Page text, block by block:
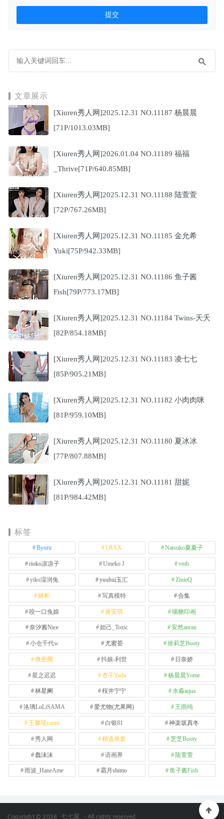
文章展示
[Xiuren秀人网]2025.12.31 NO.11187 杨晨晨
[71P/1013.03MB]
[Xiuren秀人网]2026.01.04 NO.11189 福福
_Thrive[71P/640.85MB]
[Xiuren秀人网]2025.12.31 NO.11188 陆萱萱
[72P/767.26MB]
[Xiuren秀人网]2025.12.31 NO.11185 金允希
Yuki[75P/942.33MB]
[Xiuren秀人网]2025.12.31 NO.11186 鱼子酱
Fish[79P/773.17MB]
[Xiuren秀人网]2025.12.31 NO.11184 Twins-夭夭
[82P/854.18MB]
[Xiuren秀人网]2025.12.31 NO.11183 凌七七
[85P/905.21MB]
[Xiuren秀人网]2025.12.31 NO.11182 小肉肉咪
[81P/959.10MB]
[Xiuren秀人网]2025.12.31 NO.11180 夏冰冰
[77P/807.88MB]
[Xiuren秀人网]2025.12.31 NO.11181 甜妮
[81P/984.42MB]
标签
Byoru LRXX Natsuko夏夏子
rioko凉凉子 Umeko J vmb
yiko湿润兔 yuuhui玉汇 ZinieQ
丽柜 写真模特 合集
咬一口兔娘 唐安琪 喵糖印画
奈汐酱Nice 妲己_Toxic 安然anran
小仓千代w 尤蜜荟 徐莉芝Booty
微密圈 抖娘-利世 日奈娇
星之迟迟 杏子Yada 杨晨晨Yome
林星阑 桜井宁宁 水淼aqua
洛璃LoLiSAMA 爱尤物(尤果网) 王雨纯
王馨瑶yanni 白银81 神楽坂真冬
秀人网 精选单套 芝芝Booty
蠢沫沫 语画界 陆萱萱
雨波_HaneAme 霜月shimo 鱼子酱Fish
Copyright © 2024 七七屋 - All rights reserved